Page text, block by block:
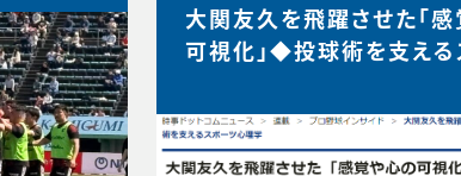
大関友久を飛躍させた「
可視化」◆投球術を支える